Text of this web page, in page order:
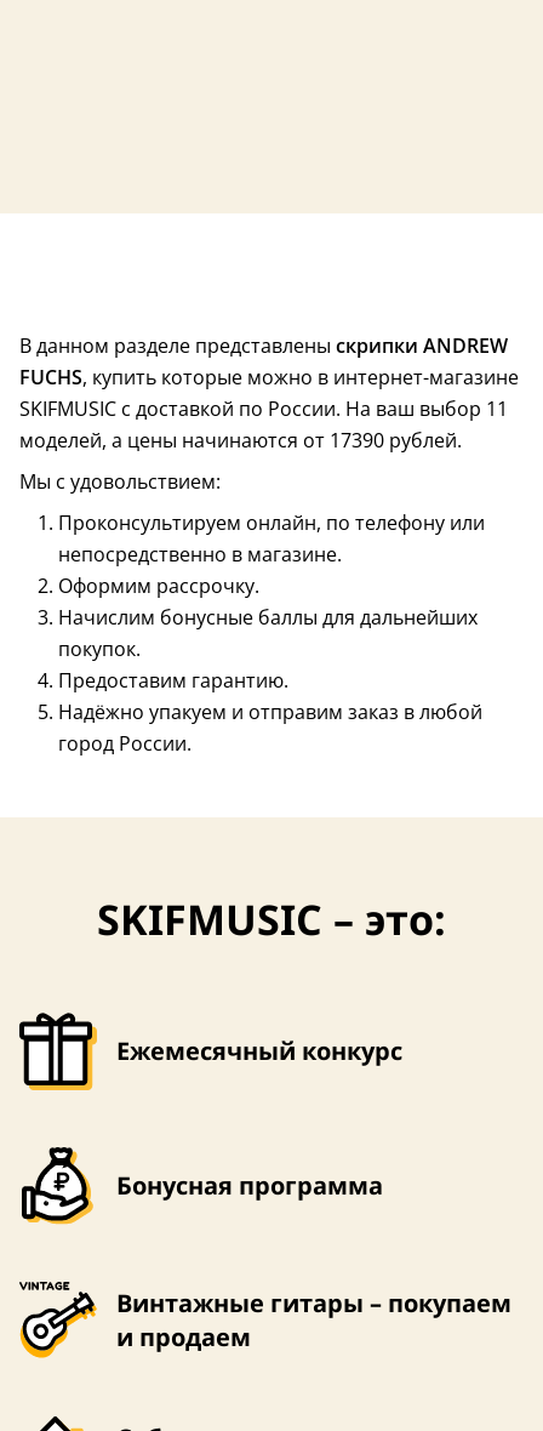
В данном разделе представлены скрипки ANDREW
FUCHS, купить которые можно в интернет-магазине
SKIFMUSIC с доставкой по России. На ваш выбор 11
моделей, а цены начинаются от 17390 рублей.
Мы с удовольствием:
Проконсультируем онлайн, по телефону или
непосредственно в магазине.
Оформим рассрочку.
Начислим бонусные баллы для дальнейших
покупок.
Предоставим гарантию.
Надёжно упакуем и отправим заказ в любой
город России.
SKIFMUSIC – это:
Ежемесячный конкурс
Бонусная программа
Винтажные гитары – покупаем
и продаем